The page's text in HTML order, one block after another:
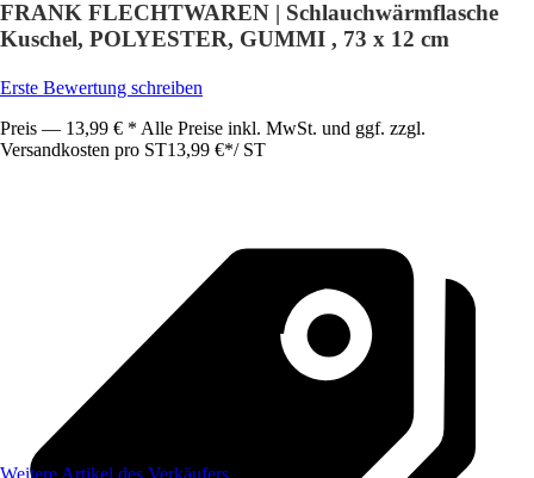
FRANK FLECHTWAREN | Schlauchwärmflasche
Kuschel, POLYESTER, GUMMI , 73 x 12 cm
Erste Bewertung schreiben
Preis — 13,99 € * Alle Preise inkl. MwSt. und ggf. zzgl.
Versandkosten pro ST13,99 €*/ ST
Weitere Artikel des Verkäufers